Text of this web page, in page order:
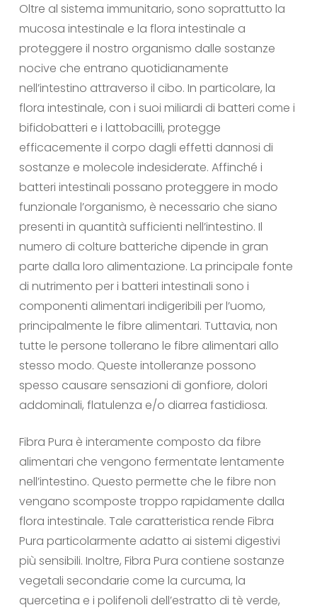
Oltre al sistema immunitario, sono soprattutto la
mucosa intestinale e la flora intestinale a
proteggere il nostro organismo dalle sostanze
nocive che entrano quotidianamente
nell’intestino attraverso il cibo. In particolare, la
flora intestinale, con i suoi miliardi di batteri come i
bifidobatteri e i lattobacilli, protegge
efficacemente il corpo dagli effetti dannosi di
sostanze e molecole indesiderate. Affinché i
batteri intestinali possano proteggere in modo
funzionale l’organismo, è necessario che siano
presenti in quantità sufficienti nell’intestino. Il
numero di colture batteriche dipende in gran
parte dalla loro alimentazione. La principale fonte
di nutrimento per i batteri intestinali sono i
componenti alimentari indigeribili per l’uomo,
principalmente le fibre alimentari. Tuttavia, non
tutte le persone tollerano le fibre alimentari allo
stesso modo. Queste intolleranze possono
spesso causare sensazioni di gonfiore, dolori
addominali, flatulenza e/o diarrea fastidiosa.
Fibra Pura è interamente composto da fibre
alimentari che vengono fermentate lentamente
nell’intestino. Questo permette che le fibre non
vengano scomposte troppo rapidamente dalla
flora intestinale. Tale caratteristica rende Fibra
Pura particolarmente adatto ai sistemi digestivi
più sensibili. Inoltre, Fibra Pura contiene sostanze
vegetali secondarie come la curcuma, la
quercetina e i polifenoli dell’estratto di tè verde,